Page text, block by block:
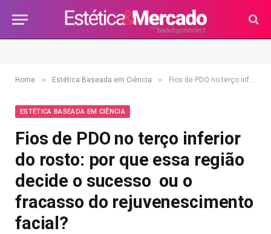
Home » Estética Baseada em Ciência » Fios de PDO no terço inferior do rosto: por que essa região decide o sucesso ou o fracasso do rejuvenescimento facial?
ESTÉTICA BASEADA EM CIÊNCIA
Fios de PDO no terço inferior
do rosto: por que essa região
decide o sucesso ou o
fracasso do rejuvenescimento
facial?